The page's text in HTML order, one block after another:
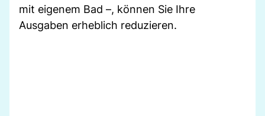
mit eigenem Bad –, können Sie Ihre
Ausgaben erheblich reduzieren.